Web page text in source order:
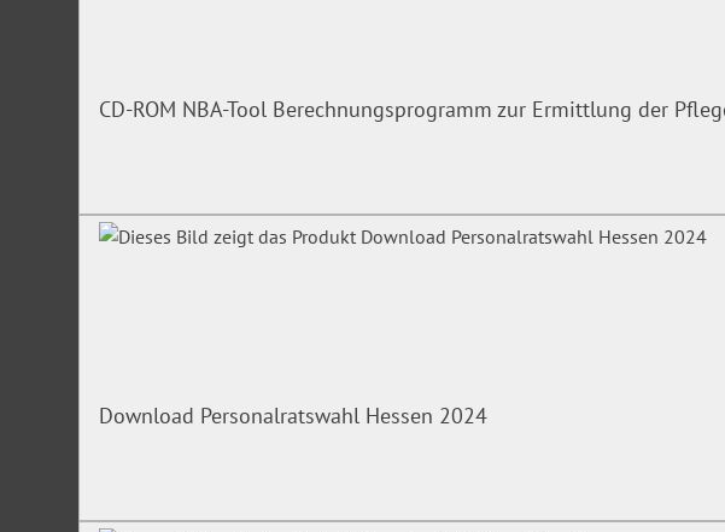
CD-ROM NBA-Tool Berechnungsprogramm zur Ermittlung der
Download Personalratswahl Hessen 2024